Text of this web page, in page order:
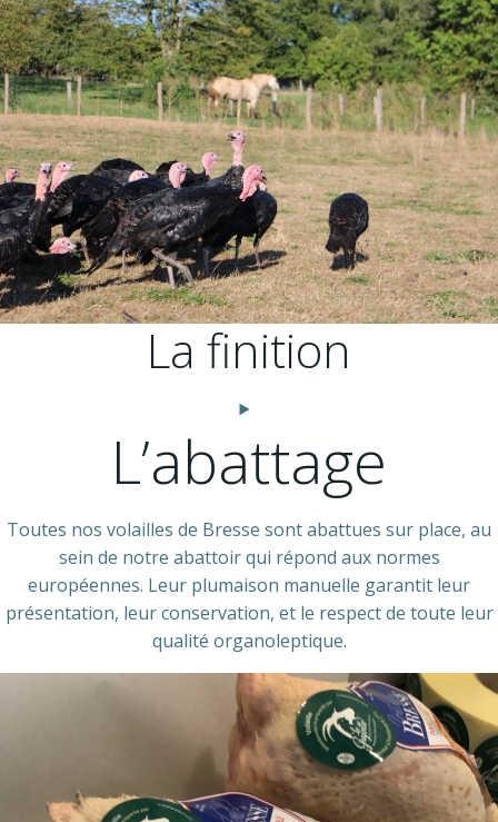
La finition
L’abattage
Toutes nos volailles de Bresse sont abattues sur place, au
sein de notre abattoir qui répond aux normes
européennes. Leur plumaison manuelle garantit leur
présentation, leur conservation, et le respect de toute leur
qualité organoleptique.